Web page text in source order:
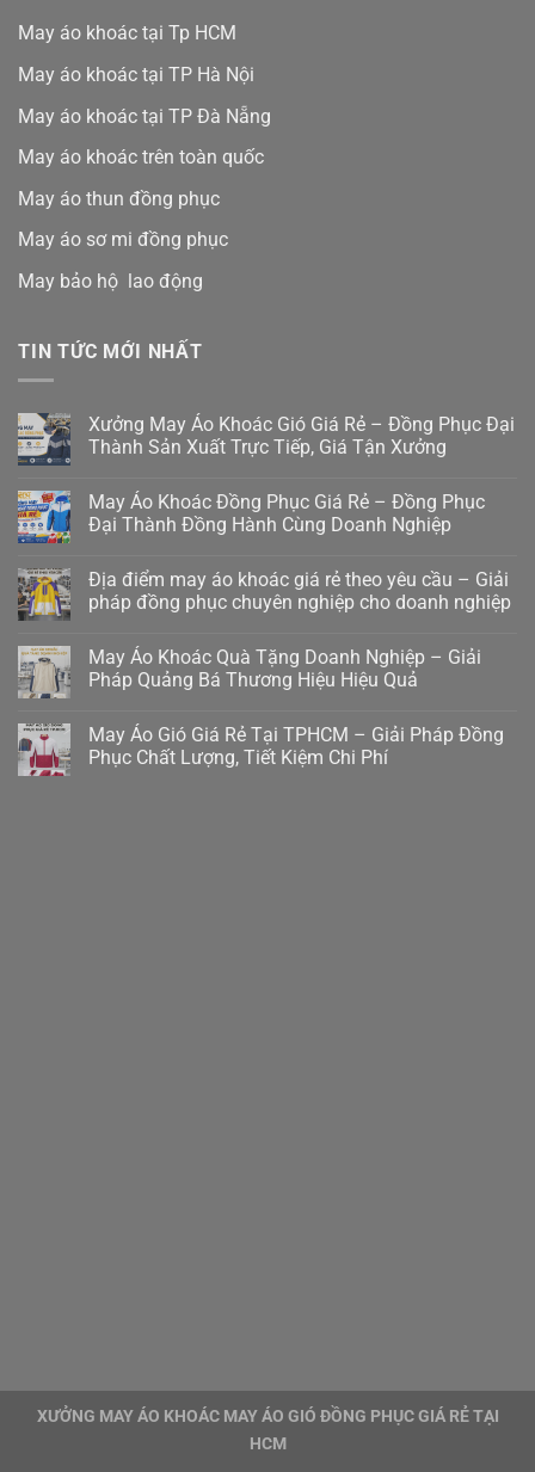
May áo khoác tại Tp HCM
May áo khoác tại TP Hà Nội
May áo khoác tại TP Đà Nẵng
May áo khoác trên toàn quốc
May áo thun đồng phục
May áo sơ mi đồng phục
May bảo hộ lao động
TIN TỨC MỚI NHẤT
Xưởng May Áo Khoác Gió Giá Rẻ – Đồng Phục Đại
Thành Sản Xuất Trực Tiếp, Giá Tận Xưởng
May Áo Khoác Đồng Phục Giá Rẻ – Đồng Phục
Đại Thành Đồng Hành Cùng Doanh Nghiệp
Địa điểm may áo khoác giá rẻ theo yêu cầu – Giải
pháp đồng phục chuyên nghiệp cho doanh nghiệp
May Áo Khoác Quà Tặng Doanh Nghiệp – Giải
Pháp Quảng Bá Thương Hiệu Hiệu Quả
May Áo Gió Giá Rẻ Tại TPHCM – Giải Pháp Đồng
Phục Chất Lượng, Tiết Kiệm Chi Phí
XƯỞNG MAY ÁO KHOÁC MAY ÁO GIÓ ĐỒNG PHỤC GIÁ RẺ TẠI
HCM